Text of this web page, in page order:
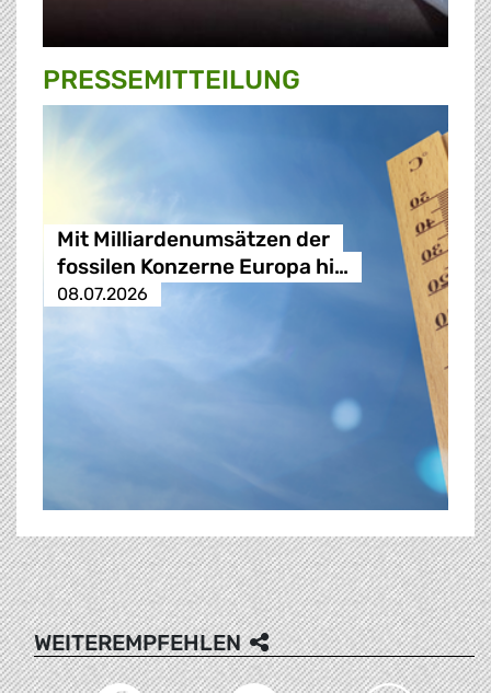
PRESSE­MITTEILUNG
Mit Milliardenumsätzen der
fossilen Konzerne Europa hi…
08.07.2026
WEITEREMPFEHLEN